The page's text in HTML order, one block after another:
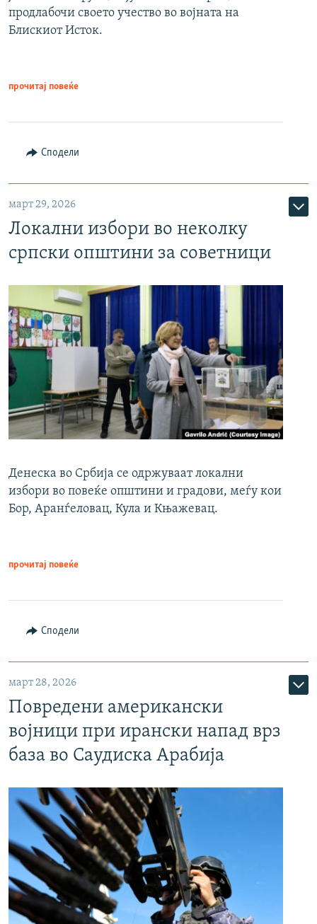
продлабочи своето учество во војната на
Блискиот Исток.
прочитај повеќе
Сподели
март 29, 2026
Локални избори во неколку
српски општини за советници
Денеска во Србија се одржуваат локални
избори во повеќе општини и градови, меѓу кои
Бор, Аранѓеловац, Кула и Књажевац.
прочитај повеќе
Сподели
март 28, 2026
Повредени американски
војници при ирански напад врз
база во Саудиска Арабија